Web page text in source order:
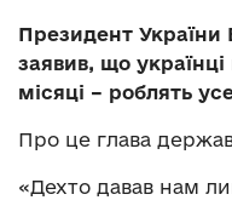
Президент
заявив, що українці
місяці – роблять
Про це глава
«Дехто давав нам